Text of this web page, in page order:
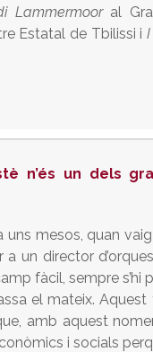
Lammermooral
Estatal de Tbilissi i
n’és un dels
uns mesos, quan
a un director
fàcil, sempre
el mateix.
amb aquest
i socials